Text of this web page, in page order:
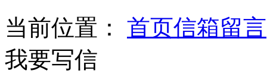
当前位置： 首页信箱留言
我要写信